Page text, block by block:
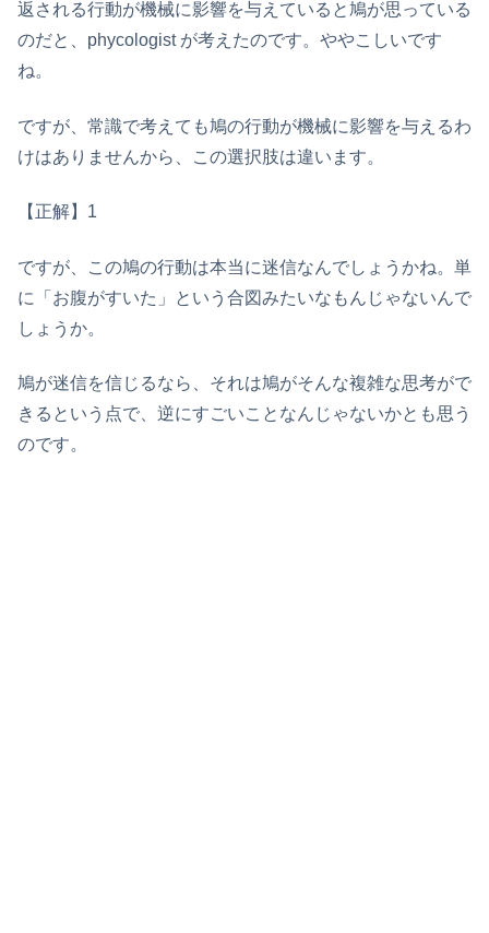
返される行動が機械に影響を与えていると鳩が思っている
のだと、phycologist が考えたのです。ややこしいです
ね。
ですが、常識で考えても鳩の行動が機械に影響を与えるわ
けはありませんから、この選択肢は違います。
【正解】1
ですが、この鳩の行動は本当に迷信なんでしょうかね。単
に「お腹がすいた」という合図みたいなもんじゃないんで
しょうか。
鳩が迷信を信じるなら、それは鳩がそんな複雑な思考がで
きるという点で、逆にすごいことなんじゃないかとも思う
のです。